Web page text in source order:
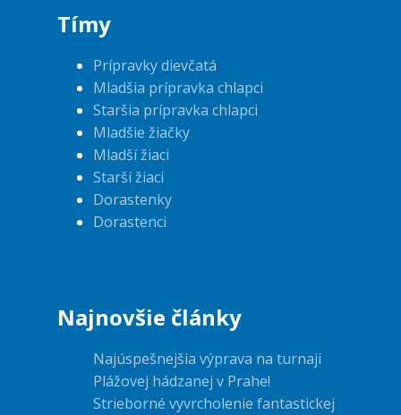
Tímy
Prípravky dievčatá
Mladšia prípravka chlapci
Staršia prípravka chlapci
Mladšie žiačky
Mladší žiaci
Starší žiaci
Dorastenky
Dorastenci
Najnovšie články
Najúspešnejšia výprava na turnaji
Plážovej hádzanej v Prahe!
Strieborné vyvrcholenie fantastickej